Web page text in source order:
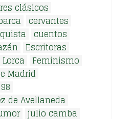
clásicos
cervantes
cuentos
Escritoras
Feminismo
Madrid
de Avellaneda
julio camba